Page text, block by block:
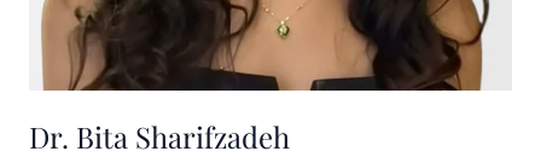
Dr. Bita Sharifzadeh